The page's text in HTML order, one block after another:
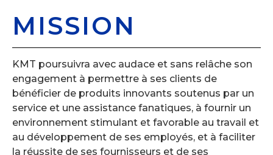
MISSION
KMT poursuivra avec audace et sans relâche son
engagement à permettre à ses clients de
bénéficier de produits innovants soutenus par un
service et une assistance fanatiques, à fournir un
environnement stimulant et favorable au travail et
au développement de ses employés, et à faciliter
la réussite de ses fournisseurs et de ses